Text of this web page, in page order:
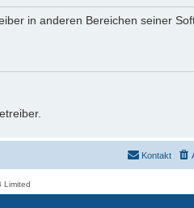
in anderen Bereichen seiner
Kontakt
Limited